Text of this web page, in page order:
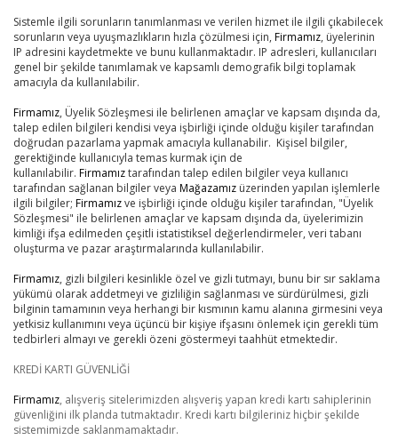
Sistemle ilgili sorunların tanımlanması ve verilen hizmet ile ilgili çıkabilecek
sorunların veya uyuşmazlıkların hızla çözülmesi için, Firmamız, üyelerinin
IP adresini kaydetmekte ve bunu kullanmaktadır. IP adresleri, kullanıcıları
genel bir şekilde tanımlamak ve kapsamlı demografik bilgi toplamak
amacıyla da kullanılabilir.
Firmamız, Üyelik Sözleşmesi ile belirlenen amaçlar ve kapsam dışında da,
talep edilen bilgileri kendisi veya işbirliği içinde olduğu kişiler tarafından
doğrudan pazarlama yapmak amacıyla kullanabilir. Kişisel bilgiler,
gerektiğinde kullanıcıyla temas kurmak için de
kullanılabilir. Firmamıztarafından talep edilen bilgiler veya kullanıcı
tarafından sağlanan bilgiler veya Mağazamız üzerinden yapılan işlemlerle
ilgili bilgiler; Firmamızve işbirliği içinde olduğu kişiler tarafından, "Üyelik
Sözleşmesi" ile belirlenen amaçlar ve kapsam dışında da, üyelerimizin
kimliği ifşa edilmeden çeşitli istatistiksel değerlendirmeler, veri tabanı
oluşturma ve pazar araştırmalarında kullanılabilir.
Firmamız, gizli bilgileri kesinlikle özel ve gizli tutmayı, bunu bir sır saklama
yükümü olarak addetmeyi ve gizliliğin sağlanması ve sürdürülmesi, gizli
bilginin tamamının veya herhangi bir kısmının kamu alanına girmesini veya
yetkisiz kullanımını veya üçüncü bir kişiye ifşasını önlemek için gerekli tüm
tedbirleri almayı ve gerekli özeni göstermeyi taahhüt etmektedir.
KREDİ KARTI GÜVENLİĞİ
Firmamız, alışveriş sitelerimizden alışveriş yapan kredi kartı sahiplerinin
güvenliğini ilk planda tutmaktadır. Kredi kartı bilgileriniz hiçbir şekilde
sistemimizde saklanmamaktadır.